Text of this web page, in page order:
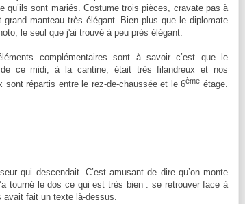
qu’ils sont mariés. Costume trois pièces, cravate pas à
grand manteau très élégant. Bien plus que le diplomate
le seul que j'ai trouvé à peu près élégant.
complémentaires sont à savoir c’est que le
ce midi, à la cantine, était très filandreux et nos
sont répartis entre le rez-de-chaussée et le 6ème étage.
qui descendait. C’est amusant de dire qu’on monte
tourné le dos ce qui est très bien : se retrouver face à
avait fait un texte là-dessus.